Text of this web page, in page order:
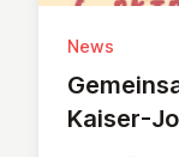
News
Kaiser-